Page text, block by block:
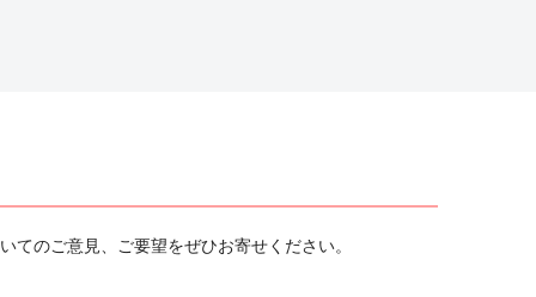
のご意見、ご要望をぜひお寄せください。